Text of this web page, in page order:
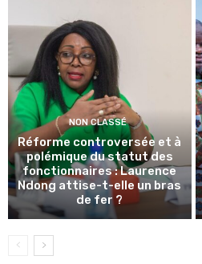
NON CLASSÉ
Réforme controversée et à
polémique du statut des
fonctionnaires : Laurence
Ndong attise-t-elle un bras
de fer ?